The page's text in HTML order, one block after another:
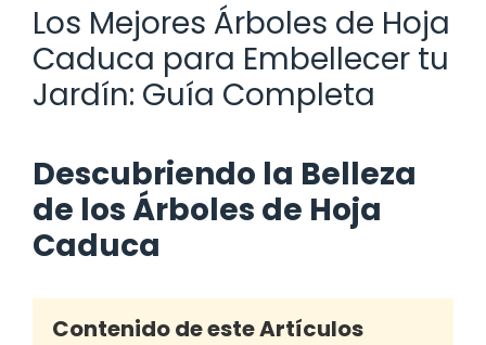
Los Mejores Árboles de Hoja
Caduca para Embellecer tu
Jardín: Guía Completa
Descubriendo la Belleza
de los Árboles de Hoja
Caduca
Contenido de este Artículos